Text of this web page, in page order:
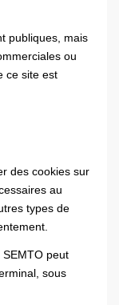
publiques, mais
ou
ce site est
des cookies sur
au
types de
peut
sous